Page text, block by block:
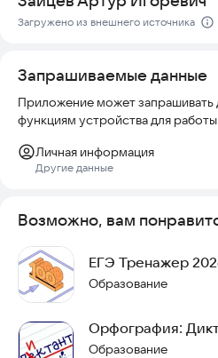
Загружено из внешнего источника
Запрашиваемые данные
Приложение может запрашивать
функциям устройства для
Личная информация
Другие данные
Возможно, вам
ЕГЭ Тренажер
Образование
Орфография:
Образование